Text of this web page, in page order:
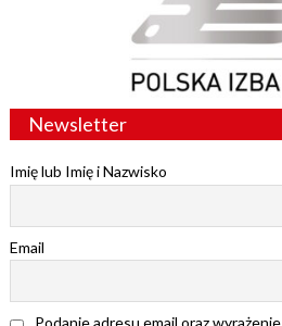
Newsletter
Imię lub Imię i Nazwisko
Email
Podanie adresu email oraz